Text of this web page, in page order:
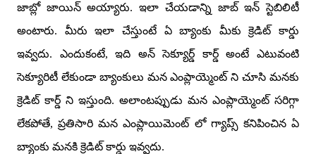
జాబ్లో జాయిన్ అయ్యారు. ఇలా చేయడాన్ని జాబ్ ఇన్ స్టెబిలిటీ
అంటారు.
మీరు ఇలా చేస్తుంటే ఏ బ్యాంకు మీకు క్రెడిట్ కార్డు
ఇవ్వదు. ఎందుకంటే,ఇది అన్ సెక్యూర్డ్ కార్డ్ అంటే ఎటువంటి
సెక్యూరిటీ లేకుండా బ్యాంకులు మన ఎంప్లాయ్మెంట్ ని చూసి మనకు
క్రెడిట్ కార్డ్ ని ఇస్తుంది. అలాంటప్పుడు మన ఎంప్లాయ్మెంట్ సరిగ్గా
లేకపోతే, ప్రతిసారి మన ఎంప్లాయిమెంట్ లో గ్యాప్స్ కనిపించిన ఏ
బ్యాంకు మనకి క్రెడిట్ కార్డు ఇవ్వదు.